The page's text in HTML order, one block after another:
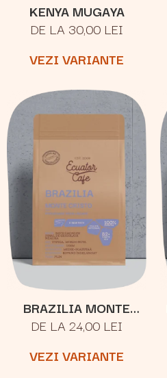
KENYA MUGAYA
DE LA 30,00 LEI
VEZI VARIANTE
BRAZILIA MONTE
CRISTO
DE LA 24,00 LEI
VEZI VARIANTE